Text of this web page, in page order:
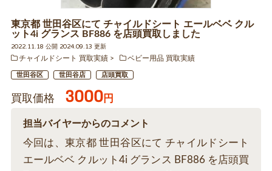
東京都 世田谷区にて チャイルドシート エールベベ クル
ット4i グランス BF886 を店頭買取しました
2022.11.18 公開 2024.09.13 更新
チャイルドシート 買取実績
ベビー用品 買取実績
世田谷区 世田谷店 店頭買取
買取価格 3000円
担当バイヤーからのコメント
今回は、東京都 世田谷区にて チャイルドシート
エールベベ クルット4i グランス BF886 を店頭買